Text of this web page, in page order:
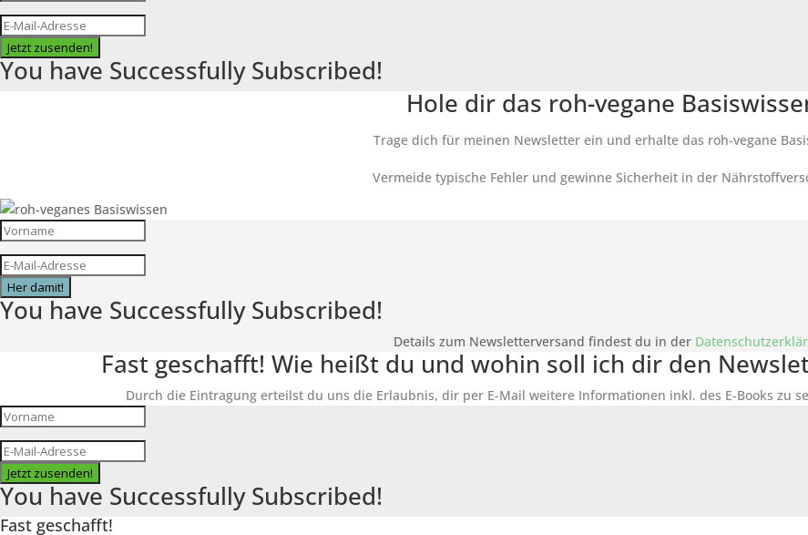
Jetzt zusenden!
You have Successfully Subscribed!
Hole dir das roh-vegane
Trage dich für meinen Newsletter ein und erhalte das roh-vegane
Vermeide typische Fehler und gewinne Sicherheit in der
Her damit!
You have Successfully Subscribed!
Details zum Newsletterversand findest du in der
Fast geschafft! Wie heißt du und wohin soll ich dir den
Durch die Eintragung erteilst du uns die Erlaubnis, dir per E-Mail weitere Informationen inkl. des E-Books zu
Jetzt zusenden!
You have Successfully Subscribed!
Fast geschafft!